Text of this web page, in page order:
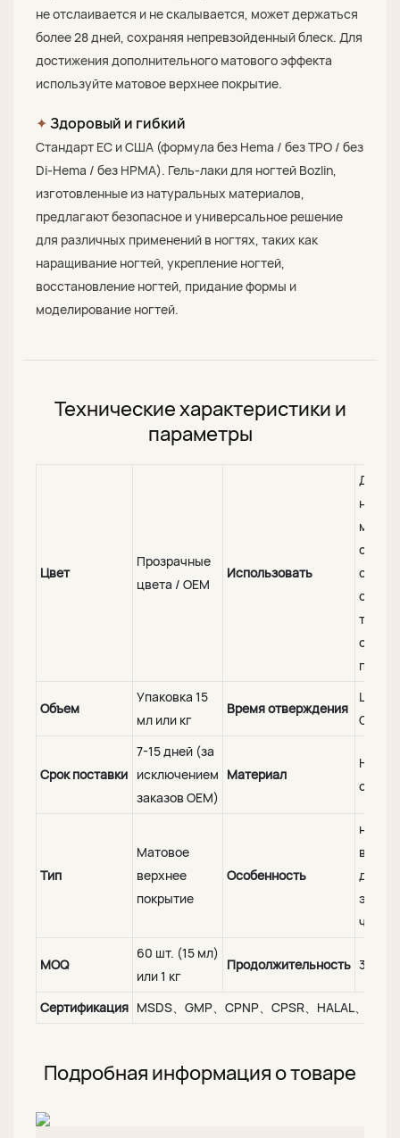
не отслаивается и не скалывается, может держаться
более 28 дней, сохраняя непревзойденный блеск. Для
достижения дополнительного матового эффекта
используйте матовое верхнее покрытие.
✦Здоровый и гибкий
Стандарт ЕС и США (формула без Hema / без TPO / без
Di-Hema / без HPMA). Гель-лаки для ногтей Bozlin,
изготовленные из натуральных материалов,
предлагают безопасное и универсальное решение
для различных применений в ногтях, таких как
наращивание ногтей, укрепление ногтей,
восстановление ногтей, придание формы и
моделирование ногтей.
Технические характеристики и
параметры
Цвет
Прозрачные
цвета / OEM
Использовать
т.д., а
Объем
Упаковка 15
мл или кг
Время отверждения
LED
CCFL
Срок поставки
7-15 дней (за
исключением
заказов OEM)
Материал
смола
Тип
Матовое
верхнее
покрытие
Особенность
MOQ
60 шт. (15 мл)
или 1 кг
Продолжительность 3-4
Сертификация MSDS、GMP、CPNP、CPSR、HALAL、FDA
Подробная информация о товаре